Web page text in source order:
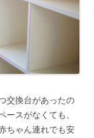
交換台があったの
ースがなくても、
ちゃん連れでも安